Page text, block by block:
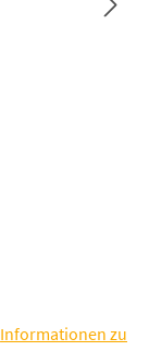
Informationen zu